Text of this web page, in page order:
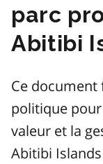
parc
Abitibi
Ce
politique
valeur et la
Abitibi